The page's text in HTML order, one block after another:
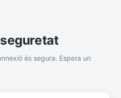
és segura. Espera un